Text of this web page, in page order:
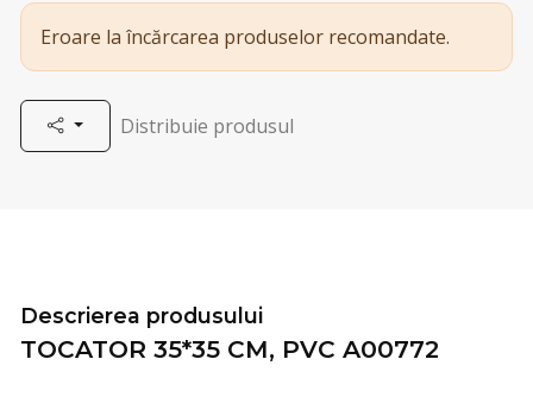
Eroare la încărcarea produselor recomandate.
Distribuie produsul
Descrierea produsului
TOCATOR 35*35 CM, PVC A00772